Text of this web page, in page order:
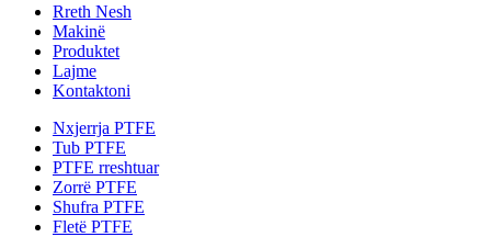
Rreth Nesh
Makinë
Produktet
Lajme
Kontaktoni
Nxjerrja PTFE
Tub PTFE
PTFE rreshtuar
Zorrë PTFE
Shufra PTFE
Fletë PTFE